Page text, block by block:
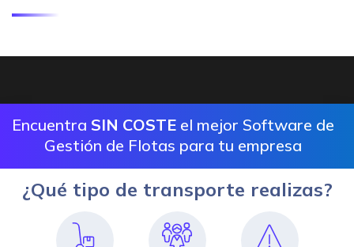
Encuentra SIN COSTE el mejor Software de
Gestión de Flotas para tu empresa
¿Qué tipo de transporte realizas?